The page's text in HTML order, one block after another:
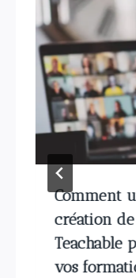
Comment
création
Teachable
vos